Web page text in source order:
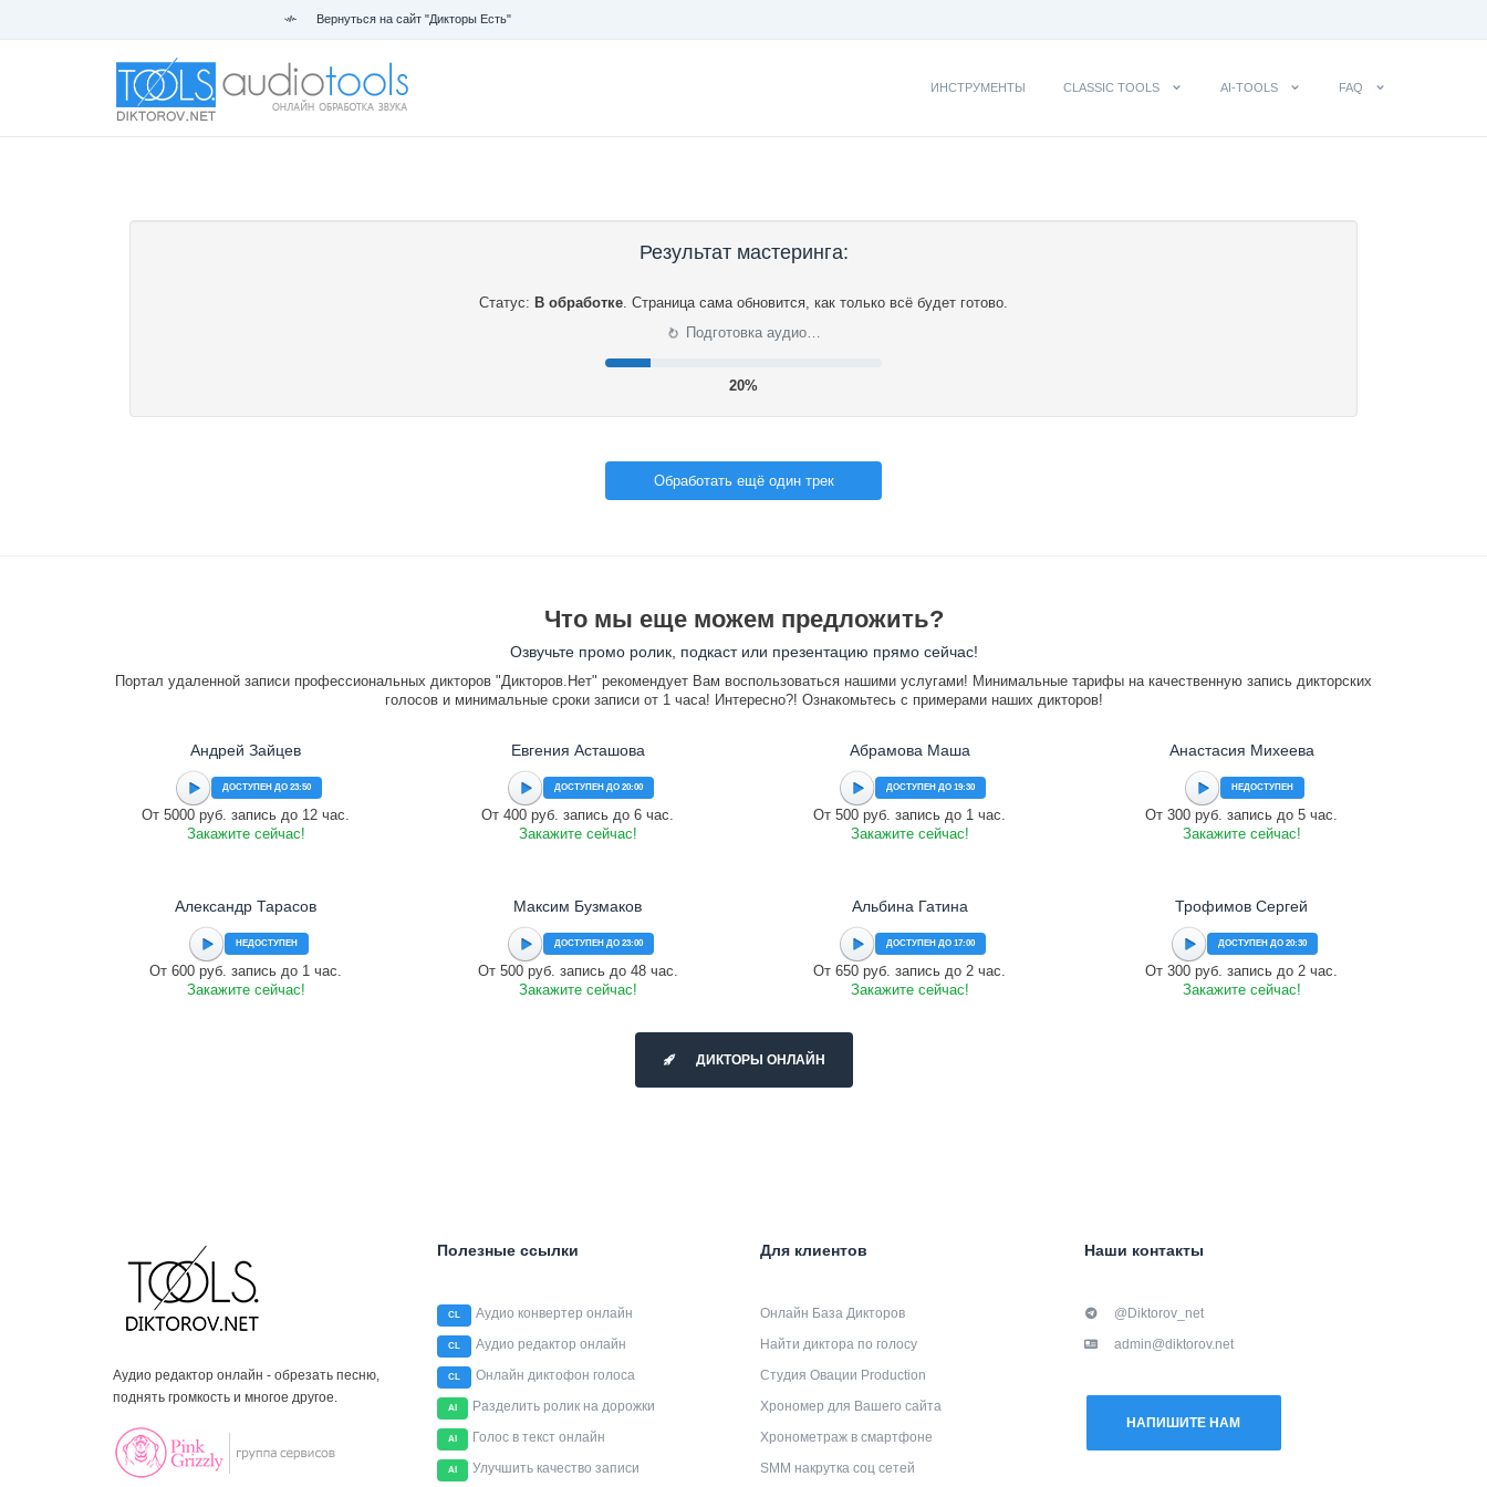
Вернуться на сайт "Дикторы Есть"
ИНСТРУМЕНТЫ CLASSIC TOOLS AI-TOOLS FAQ
Результат мастеринга:
Статус: В обработке. Страница сама обновится, как только всё будет готово.
⟳ Подготовка аудио…
21%
Обработать ещё один трек
Что мы еще можем предложить?
Озвучьте промо ролик, подкаст или презентацию прямо сейчас!
Портал удаленной записи профессиональных дикторов "Дикторов.Нет" рекомендует Вам воспользоваться нашими услугами! Минимальные тарифы на качественную запись дикторских
голосов и минимальные сроки записи от 1 часа! Интересно?! Ознакомьтесь с примерами наших дикторов!
Андрей Зайцев
ДОСТУПЕН ДО 23:50
От 5000 руб. запись до 12 час.
Закажите сейчас!
Евгения Асташова
ДОСТУПЕН ДО 20:00
От 400 руб. запись до 6 час.
Закажите сейчас!
Абрамова Маша
ДОСТУПЕН ДО 19:30
От 500 руб. запись до 1 час.
Закажите сейчас!
Анастасия Михеева
НЕДОСТУПЕН
От 300 руб. запись до 5 час.
Закажите сейчас!
Александр Тарасов
НЕДОСТУПЕН
От 600 руб. запись до 1 час.
Закажите сейчас!
Максим Бузмаков
ДОСТУПЕН ДО 23:00
От 500 руб. запись до 48 час.
Закажите сейчас!
Альбина Гатина
ДОСТУПЕН ДО 17:00
От 650 руб. запись до 2 час.
Закажите сейчас!
Трофимов Сергей
ДОСТУПЕН ДО 20:30
От 300 руб. запись до 2 час.
Закажите сейчас!
ДИКТОРЫ ОНЛАЙН
Аудио редактор онлайн - обрезать песню,
поднять громкость и многое другое.
Полезные ссылки
CL Аудио конвертер онлайн
CL Аудио редактор онлайн
CL Онлайн диктофон голоса
AI Разделить ролик на дорожки
AI Голос в текст онлайн
AI Улучшить качество записи
Для клиентов
Онлайн База Дикторов
Найти диктора по голосу
Студия Овации Production
Хрономер для Вашего сайта
Хронометраж в смартфоне
SMM накрутка соц сетей
Наши контакты
@Diktorov_net
admin@diktorov.net
НАПИШИТЕ НАМ